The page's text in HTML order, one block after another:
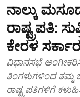
ನಾಲ್ಕು
ರಾಷ್ಟ್ರಪತಿ:
ಕೇರಳ
ವಿಧಾನಸಭೆ
ತಿಂಗಳುಗಳಿಂದ ತಮ್ಮ
ರಾಷ್ಟ್ರಪತಿಗಳಿಗೆ